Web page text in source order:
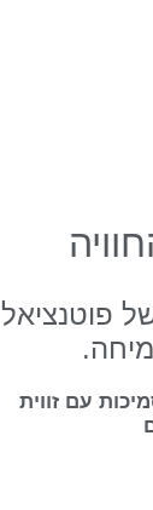
עם זווית